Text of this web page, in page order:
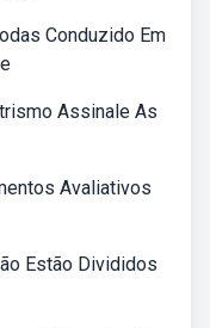
Conduzido Em
Assinale As
Avaliativos
Estão Divididos